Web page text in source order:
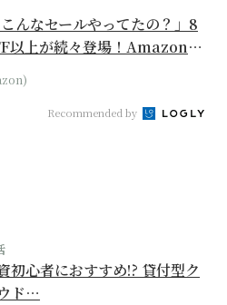
こんなセールやってたの？」8
以上が続々登場！Amazonの
Recommended by
初心者におすすめ!? 貸付型ク
ド…